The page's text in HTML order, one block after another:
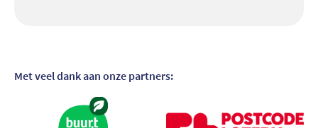
Met veel dank aan onze partners:
Bezoek partner